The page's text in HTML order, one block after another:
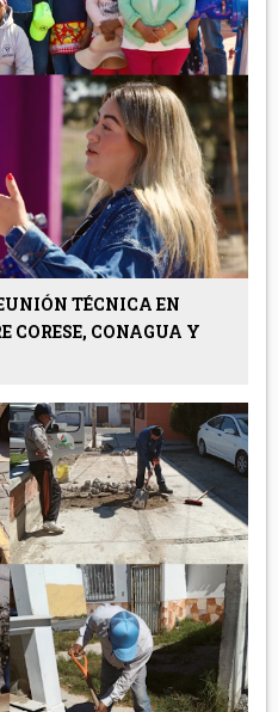
TÉCNICA EN
CORESE, CONAGUA Y